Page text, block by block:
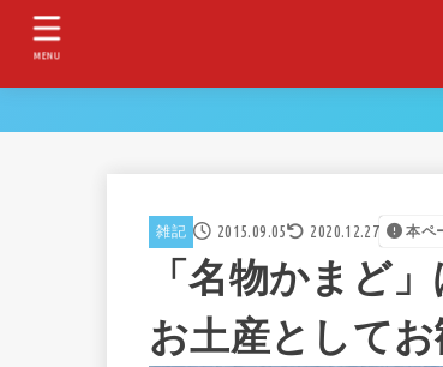
MENU
雑記 2015.09.05 2020.12.27 本ペ
「名物かまど
お土産としてお